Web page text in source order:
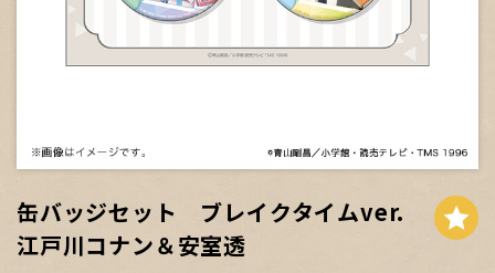
缶バッジセット ブレイクタイムver.
江戸川コナン＆安室透